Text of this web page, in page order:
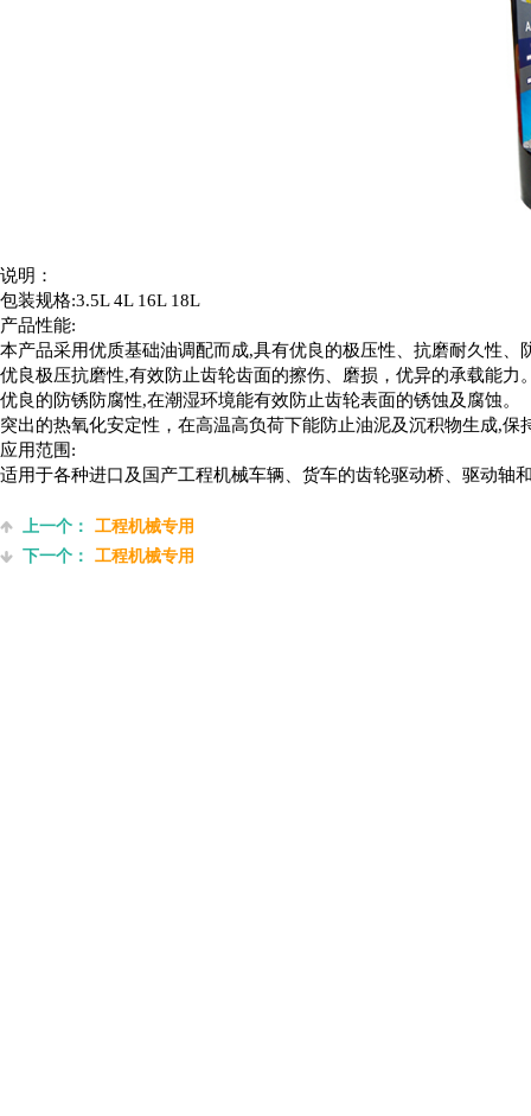
说明：
包装规格:3.5L 4L 16L 18L
产品性能:
本产品采用优质基础油调配而成,具有优良的极压性、抗磨耐久性
优良极压抗磨性,有效防止齿轮齿面的擦伤、磨损，优异的承载能力
优良的防锈防腐性,在潮湿环境能有效防止齿轮表面的锈蚀及腐蚀。
突出的热氧化安定性，在高温高负荷下能防止油泥及沉积物生成,保
应用范围:
适用于各种进口及国产工程机械车辆、货车的齿轮驱动桥、驱动轴
上一个：
工程机械专用
下一个：
工程机械专用